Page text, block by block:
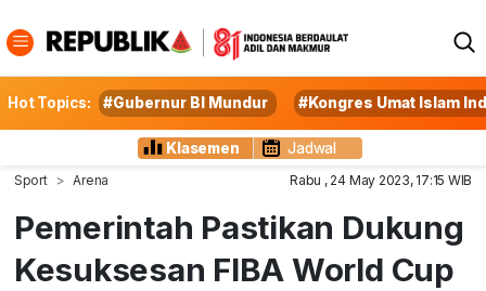
Hot Topics: #Gubernur BI Mundur #Kongres Umat Islam
Klasemen Jadwal
Sport Arena Rabu , 24 May 2023, 17:15 WIB
Pemerintah Pastikan Dukung
Kesuksesan FIBA World Cup